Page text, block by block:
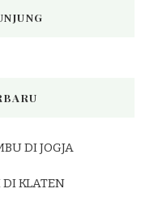
DI JOGJA
DI KLATEN